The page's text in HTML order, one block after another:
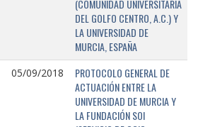
(COMUNIDAD UNIVERSITARIA
DEL GOLFO CENTRO, A.C.) Y
LA UNIVERSIDAD DE
MURCIA, ESPAÑA
05/09/2018
PROTOCOLO GENERAL DE
ACTUACIÓN ENTRE LA
UNIVERSIDAD DE MURCIA Y
LA FUNDACIÓN SOI